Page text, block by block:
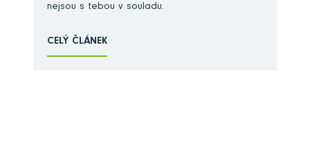
nejsou s tebou v souladu.
CELÝ ČLÁNEK